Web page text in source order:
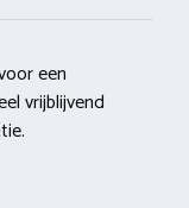
een
vrijblijvend